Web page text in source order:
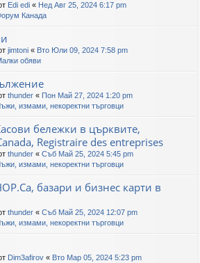
Edi edi « Нед Авг 25, 2024 6:17 pm
Канада
jimtoni « Вто Юли 09, 2024 7:58 pm
обяви
thunder « Пон Май 27, 2024 1:20 pm
измами, некоректни търговци
бележки в църквите,
Registraire des entreprises
thunder « Съб Май 25, 2024 5:45 pm
измами, некоректни търговци
базари и бизнес карти в
thunder « Съб Май 25, 2024 12:07 pm
измами, некоректни търговци
Dim3afirov « Вто Мар 05, 2024 5:23 pm